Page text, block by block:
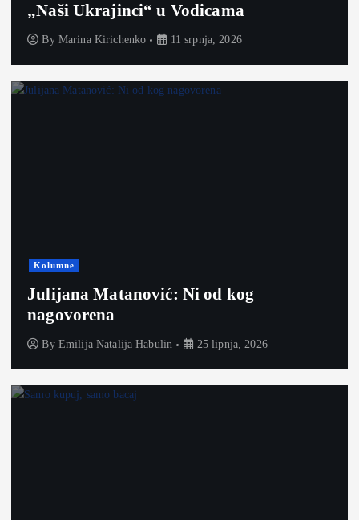
„Naši Ukrajinci“ u Vodicama
By Marina Kirichenko 11 srpnja, 2026
Kolumne
Julijana Matanović: Ni od kog
nagovorena
By Emilija Natalija Habulin 25 lipnja, 2026